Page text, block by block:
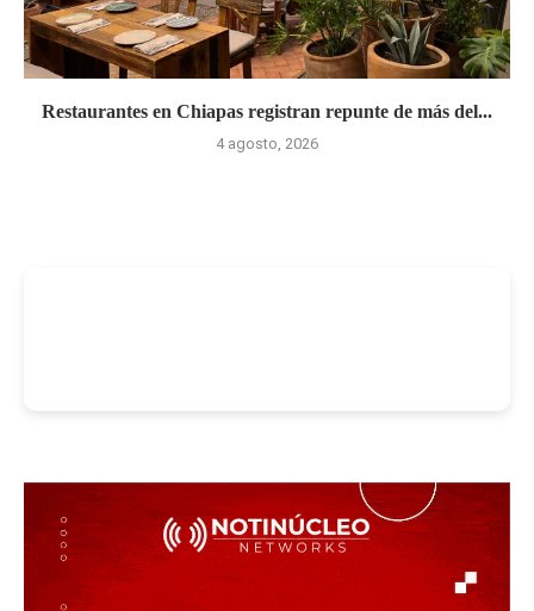
Restaurantes en Chiapas registran repunte de más del...
4 agosto, 2026